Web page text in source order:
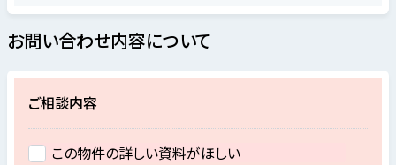
お問い合わせ内容について
ご相談内容
この物件の詳しい資料がほしい